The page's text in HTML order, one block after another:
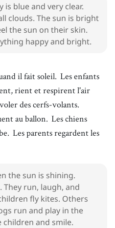
is blue and very clear.
clouds. The sun is bright
the sun on their skin.
happy and bright.
il fait soleil. Les enfants
rient et respirent l'air
des cerfs-volants.
au ballon. Les chiens
Les parents regardent les
the sun is shining.
They run, laugh, and
fly kites. Others
run and play in the
children and smile.